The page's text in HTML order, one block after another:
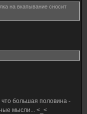
на вкапывание сносит
большая половина -
мысли... <_<